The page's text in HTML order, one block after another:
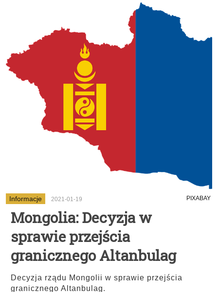
Informacje 2021-01-19 PIXABAY
Mongolia: Decyzja w
sprawie przejścia
granicznego Altanbulag
Decyzja rządu Mongolii w sprawie przejścia
granicznego Altanbulag.